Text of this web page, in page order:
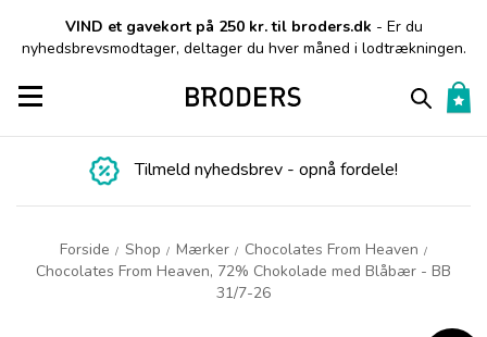
VIND et gavekort på 250 kr. til broders.dk - Er du
nyhedsbrevsmodtager, deltager du hver måned i lodtrækningen.
Toggle navigation
Tilmeld nyhedsbrev - opnå fordele!
Forside / Shop / Mærker / Chocolates From Heaven /
Chocolates From Heaven, 72% Chokolade med Blåbær - BB
31/7-26